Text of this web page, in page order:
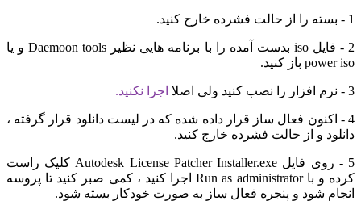
1 - بسته را از حالت فشرده خارج کنید.
2 - فایل iso بدست آمده را با برنامه هایی نظیر Daemoon tools و یا
power iso باز کنید.
3 - نرم افزار را نصب کنید ولی اصلا اجرا نکنید.
4 - اکنون فعال ساز قرار داده شده که در لیست دانلود قرار گرفته ،
دانلود و از حالت فشرده خارج کنید.
5 - روی فایل Autodesk License Patcher Installer.exe کلیک راست
کرده و با Run as administrator اجرا کنید ، کمی صبر کنید تا پروسه
انجام شود و پنجره فعال ساز به صورت خودکار بسته شود.